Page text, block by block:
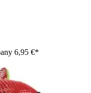
6,95 €*